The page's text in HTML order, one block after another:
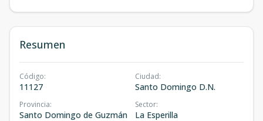
Resumen
Código:
11127
Ciudad:
Santo Domingo D.N.
Provincia:
Santo Domingo de Guzmán
Sector:
La Esperilla